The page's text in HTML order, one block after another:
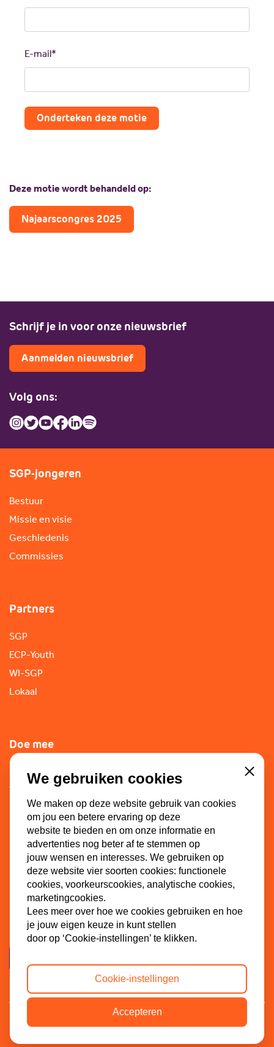
E-mail*
Onderteken deze motie
Deze motie wordt behandeld op:
Najaarscongres 2025
Schrijf je in voor onze nieuwsbrief
Aanmelden nieuwsbrief
Volg ons:
SGP-jongeren
Bestuur
Missie en visie
Geschiedenis
Commissies
Partners
SGP
ECP-Youth
WI-SGP
Lokaal
Doe mee
Lid worden
Vacatures
Doneren
Sponsoren
Contact
Dinkel 7
3086 HB Rotterdam
Privacybeleid © 2024 SGP-jongeren
We gebruiken cookies
We maken op deze website gebruik van cookies
om jou een betere ervaring op deze
website te bieden en om onze informatie en
advertenties nog beter af te stemmen op
jouw wensen en interesses. We gebruiken op
deze website vier soorten cookies: functionele
cookies, voorkeurscookies, analytische cookies,
marketingcookies.
Lees meer over hoe we cookies gebruiken en hoe
je jouw eigen keuze in kunt stellen
door op ‘Cookie-instellingen’ te klikken.
Close
Cookie-instellingen
Accepteren